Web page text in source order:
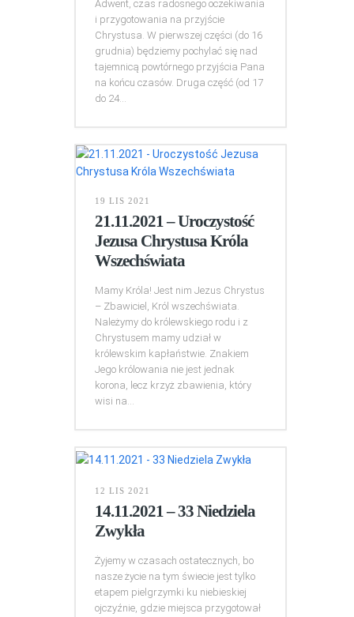
Adwent, czas radosnego oczekiwania
i przygotowania na przyjście
Chrystusa. W pierwszej części (do 16
grudnia) będziemy pochylać się nad
tajemnicą powtórnego przyjścia Pana
na końcu czasów. Druga część (od 17
do 24...
19 LIS 2021
21.11.2021 – Uroczystość
Jezusa Chrystusa Króla
Wszechświata
Mamy Króla! Jest nim Jezus Chrystus
– Zbawiciel, Król wszechświata.
Należymy do królewskiego rodu i z
Chrystusem mamy udział w
królewskim kapłaństwie. Znakiem
Jego królowania nie jest jednak
korona, lecz krzyż zbawienia, który
wisi na...
12 LIS 2021
14.11.2021 – 33 Niedziela
Zwykła
Żyjemy w czasach ostatecznych, bo
nasze życie na tym świecie jest tylko
etapem pielgrzymki ku niebieskiej
ojczyźnie, gdzie miejsca przygotował